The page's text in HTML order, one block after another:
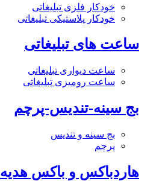
خودکار فلزی تبلیغاتی
خودکار پلاستیکی تبلیغاتی
ساعت های تبلیغاتی
ساعت دیواری تبلیغاتی
ساعت رومیزی تبلیغاتی
بج سینه-تندیس-پرچم
بج سینه و تندیس
پرچم
هاردباکس و باکس هدیه